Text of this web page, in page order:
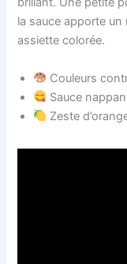
la sauce apporte
assiette colorée.
Couleurs
Sauce
Zeste